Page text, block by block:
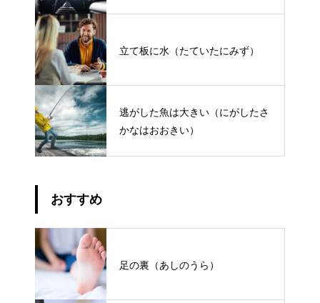
立て板に水（たていたにみず）
逃がした魚は大きい（にがしたさ
かなはおおきい）
おすすめ
足の裏（あしのうら）